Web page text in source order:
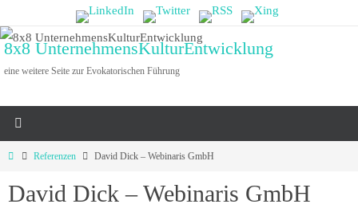
Inhalt
springen
8x8 UnternehmensKulturEntwicklung
eine weitere Seite zur Evokatorischen Führung
StartReferenzen David Dick – Webinaris GmbH
David Dick – Webinaris GmbH